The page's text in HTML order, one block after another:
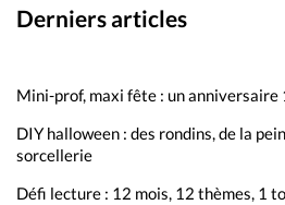
Derniers articles
Mini-prof, maxi fête : un
DIY halloween : des rondins, de la
sorcellerie
Défi lecture : 12 mois, 12 thèmes, 1